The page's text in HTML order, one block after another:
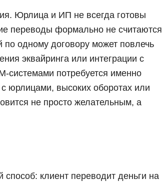
Юрлица и ИП не всегда готовы
переводы формально не считаются
одному договору может повлечь
эквайринга или интеграции с
системами потребуется именно
юрлицами, высоких оборотах или
не просто желательным, а
клиент переводит деньги на